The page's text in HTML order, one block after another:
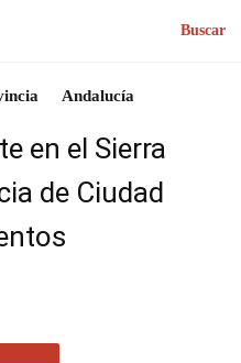
Buscar
Andalucía
en el Sierra
de Ciudad